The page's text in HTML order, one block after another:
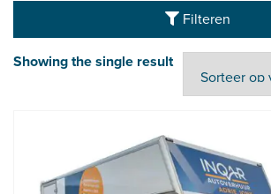
Filteren
Showing the single result